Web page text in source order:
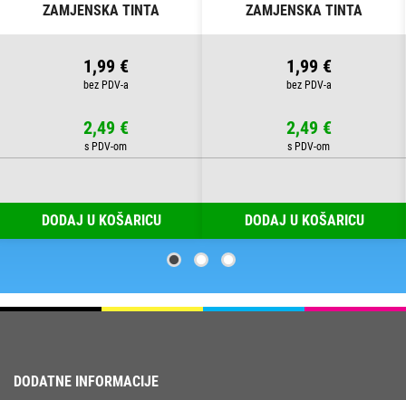
ZAMJENSKA TINTA
1,99 €
2,49 €
DODAJ U KOŠARICU
ZAMJENSKA TINTA
1,99 €
2,49 €
DODAJ U KOŠARICU
DODATNE INFORMACIJE